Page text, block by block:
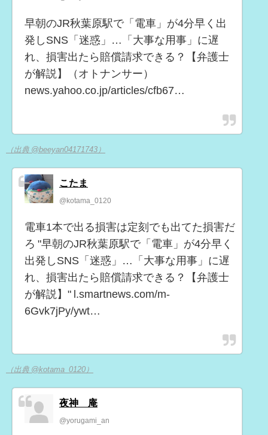
早朝のJR秋葉原駅で「電車」が4分早く出
発しSNS「迷惑」…「大事な用事」に遅
れ、損害出たら賠償請求できる？【弁護士
が解説】（オトナンサー）
news.yahoo.co.jp/articles/cfb67…
（出典 @beeyan04171743）
こたま
@kotama_0120
電車1本で出る損害は定刻でも出てた損害だ
ろ "早朝のJR秋葉原駅で「電車」が4分早く
出発しSNS「迷惑」…「大事な用事」に遅
れ、損害出たら賠償請求できる？【弁護士
が解説】" l.smartnews.com/m-
6Gvk7jPy/ywt…
（出典 @kotama_0120）
夜神 庵
@yorugami_an